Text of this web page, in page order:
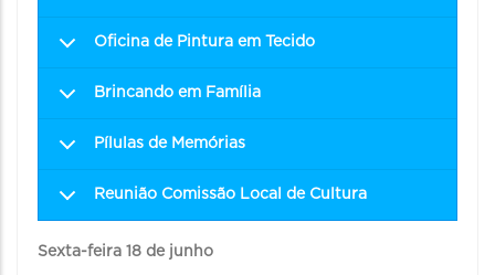
Oficina de Pintura em Tecido
Brincando em Família
Pílulas de Memórias
Reunião Comissão Local de Cultura
Sexta-feira 18 de junho